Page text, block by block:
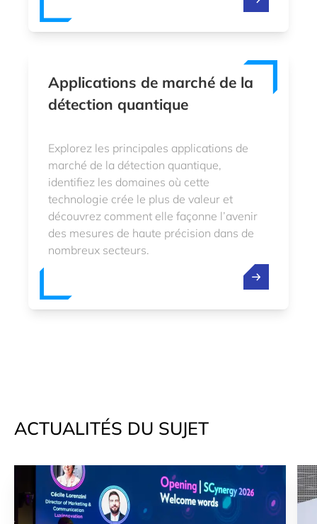
Applications de marché de la
détection quantique
Explorez les principales applications de
marché de la détection quantique,
identifiez les domaines où cette
technologie crée le plus de valeur et
découvrez comment elle façonne l’avenir
des mesures de haute précision dans de
nombreux secteurs.
ACTUALITÉS DU SUJET